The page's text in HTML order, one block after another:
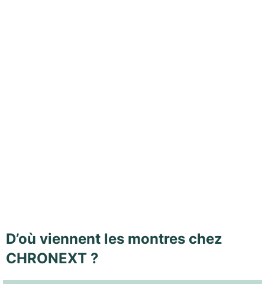
D’où viennent les montres chez
CHRONEXT ?